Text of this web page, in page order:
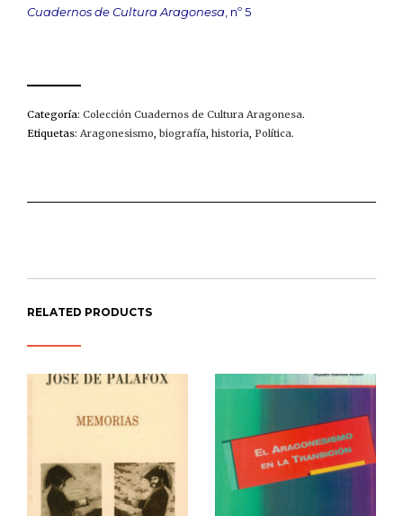
Cuadernos de Cultura Aragonesa , nº 5
Categoría: Colección Cuadernos de Cultura Aragonesa.
Etiquetas: Aragonesismo, biografía, historia, Política.
RELATED PRODUCTS